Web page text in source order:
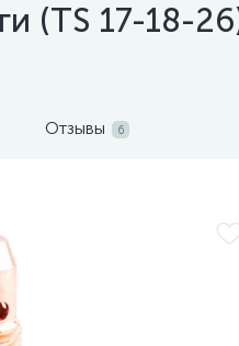
(TS 17-18-
Отзывы 6